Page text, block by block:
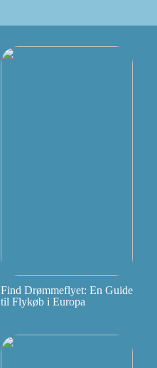
Find Drømmeflyet: En Guide
til Flykøb i Europa